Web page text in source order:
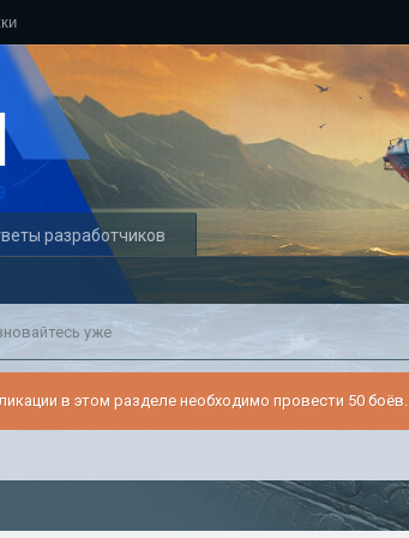
разработчиков
уже
в этом разделе необходимо провести 50 боёв.